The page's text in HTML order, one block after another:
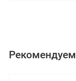
Рекомендуем